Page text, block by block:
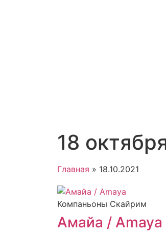
18
Главная » 18.10.2021
Компаньоны Скайрим
Амайа / Amaya